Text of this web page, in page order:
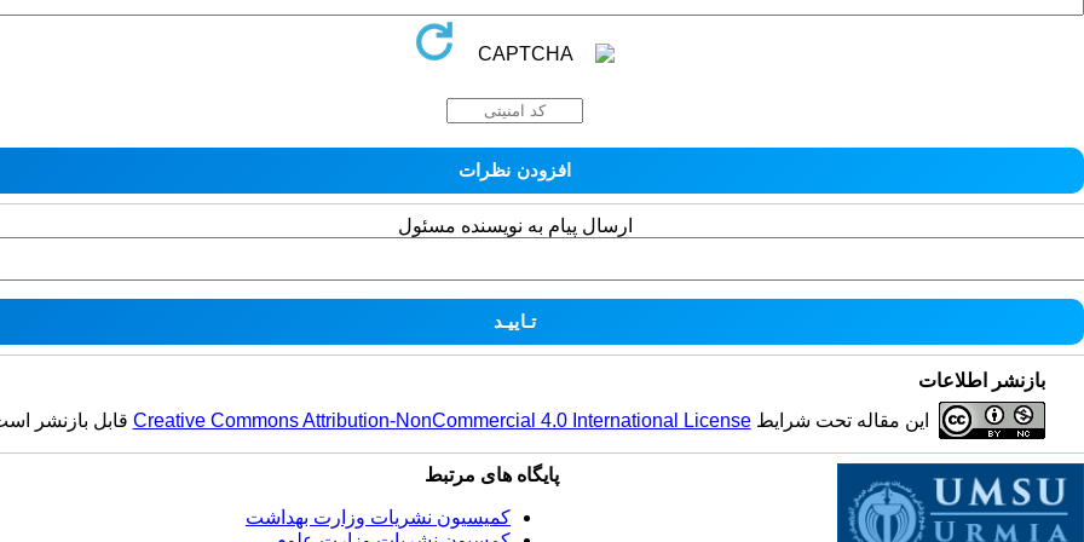
ارسال پیام به نویسنده مسئول
بازنشر اطلاعات
این مقاله تحت شرایطCreative Commons Attribution-NonCommercial 4.0 International License قابل بازنشر
پایگاه های مرتبط
کمیسیون نشریات وزارت بهداشت